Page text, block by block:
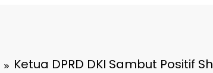
Ketua DPRD DKI Sambut Positif